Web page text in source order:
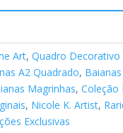
Art, Quadro Decorativo
A2 Quadrado,
Magrinhas, Coleção
, Nicole K. Artist,
Exclusivas